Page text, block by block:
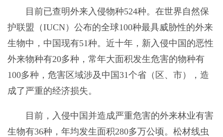
目前已查明外来入侵物种524种。在世界自然保
护联盟（IUCN）公布的全球100种最具威胁性的外来
生物中，中国现有51种。近十年，新入侵中国的恶性
外来物种有20多种，常年大面积发生危害的物种有
100多种，危害区域涉及中国31个省（区、市），造
成了严重的经济损失。
目前，入侵中国并造成严重危害的外来林业有害
生物有36种，年均发生面积280多万公顷。松材线虫